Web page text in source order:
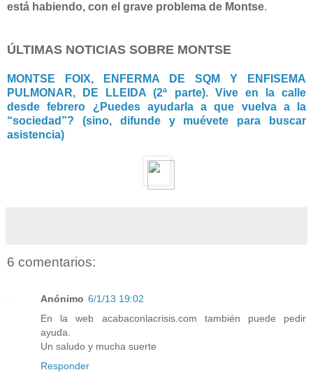
está habiendo, con el grave problema de Montse.
ÚLTIMAS NOTICIAS SOBRE MONTSE
MONTSE FOIX, ENFERMA DE SQM Y ENFISEMA
PULMONAR, DE LLEIDA (2ª parte). Vive en la calle
desde febrero ¿Puedes ayudarla a que vuelva a la
“sociedad”? (sino, difunde y muévete para buscar
asistencia)
6 comentarios:
Anónimo 6/1/13 19:02
En la web acabaconlacrisis.com también puede pedir
ayuda.
Un saludo y mucha suerte
Responder